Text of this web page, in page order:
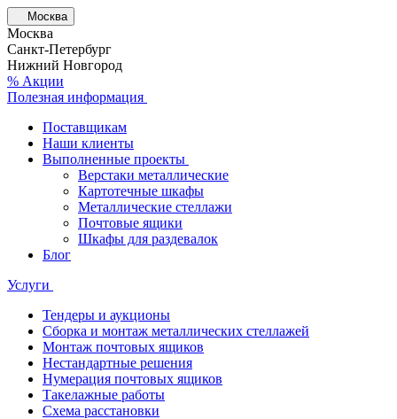
Москва
Москва
Санкт-Петербург
Нижний Новгород
% Акции
Полезная информация
Поставщикам
Наши клиенты
Выполненные проекты
Верстаки металлические
Картотечные шкафы
Металлические стеллажи
Почтовые ящики
Шкафы для раздевалок
Блог
Услуги
Тендеры и аукционы
Сборка и монтаж металлических стеллажей
Монтаж почтовых ящиков
Нестандартные решения
Нумерация почтовых ящиков
Такелажные работы
Схема расстановки